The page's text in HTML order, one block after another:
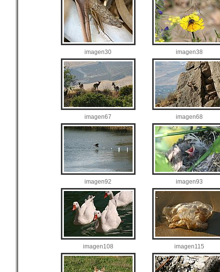
imagen30 imagen38
imagen67 imagen68
imagen92 imagen93
imagen108 imagen115